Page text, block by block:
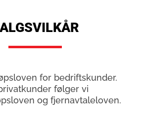
for bedriftskunder.
følger vi
og fjernavtaleloven.